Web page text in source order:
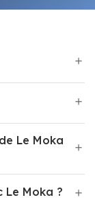
Le Moka
Le Moka ?